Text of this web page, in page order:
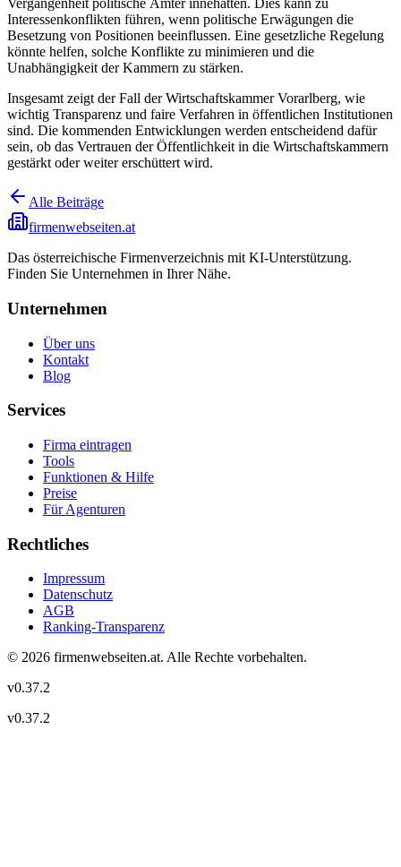
Vergangenheit politische Ämter innehatten. Dies kann zu
Interessenkonflikten führen, wenn politische Erwägungen die
Besetzung von Positionen beeinflussen. Eine gesetzliche Regelung
könnte helfen, solche Konflikte zu minimieren und die
Unabhängigkeit der Kammern zu stärken.
Insgesamt zeigt der Fall der Wirtschaftskammer Vorarlberg, wie
wichtig Transparenz und faire Verfahren in öffentlichen Institutionen
sind. Die kommenden Entwicklungen werden entscheidend dafür
sein, ob das Vertrauen der Öffentlichkeit in die Wirtschaftskammern
gestärkt oder weiter erschüttert wird.
Alle Beiträge
firmenwebseiten.at
Das österreichische Firmenverzeichnis mit KI-Unterstützung.
Finden Sie Unternehmen in Ihrer Nähe.
Unternehmen
Über uns
Kontakt
Blog
Services
Firma eintragen
Tools
Funktionen & Hilfe
Preise
Für Agenturen
Rechtliches
Impressum
Datenschutz
AGB
Ranking-Transparenz
© 2026 firmenwebseiten.at. Alle Rechte vorbehalten.
v0.37.2
v0.37.2